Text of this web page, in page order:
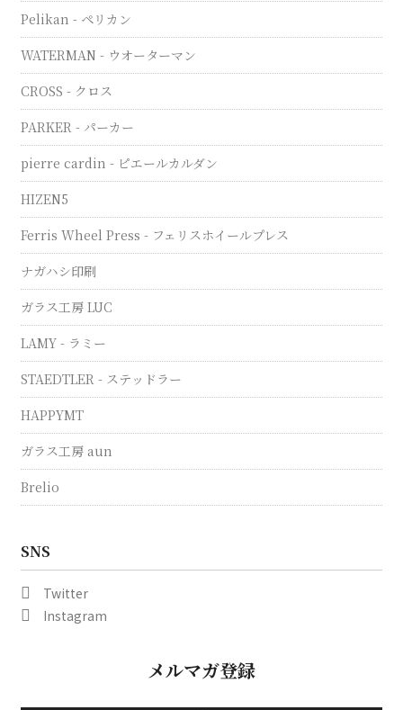
Pelikan - ペリカン
WATERMAN - ウオーターマン
CROSS - クロス
PARKER - パーカー
pierre cardin - ピエールカルダン
HIZEN5
Ferris Wheel Press - フェリスホイールプレス
ナガハシ印刷
ガラス工房 LUC
LAMY - ラミー
STAEDTLER - ステッドラー
HAPPYMT
ガラス工房 aun
Brelio
SNS
Twitter
Instagram
メルマガ登録